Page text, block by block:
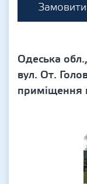
Одеська
вул. От.
приміщення